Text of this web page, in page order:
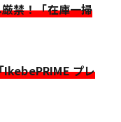
禁！「在庫一掃
プレ